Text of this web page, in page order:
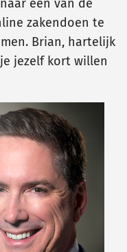
een van de
zakendoen te
Brian, hartelijk
jezelf kort willen